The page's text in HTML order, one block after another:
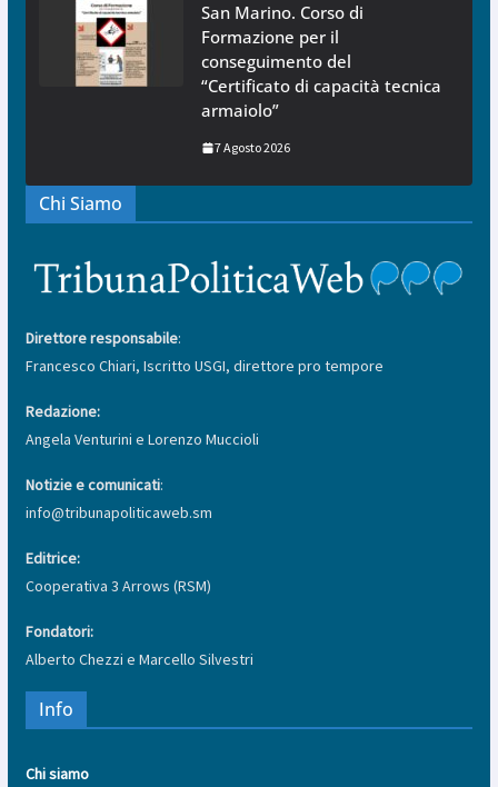
San Marino. Corso di
Formazione per il
conseguimento del
“Certificato di capacità tecnica
armaiolo”
7 Agosto 2026
Chi Siamo
Direttore responsabile:
Francesco Chiari, Iscritto USGI, direttore pro tempore
Redazione:
Angela Venturini e Lorenzo Muccioli
Notizie e comunicati:
info@tribunapoliticaweb.sm
Editrice:
Cooperativa 3 Arrows (RSM)
Fondatori:
Alberto Chezzi e Marcello Silvestri
Info
Chi siamo